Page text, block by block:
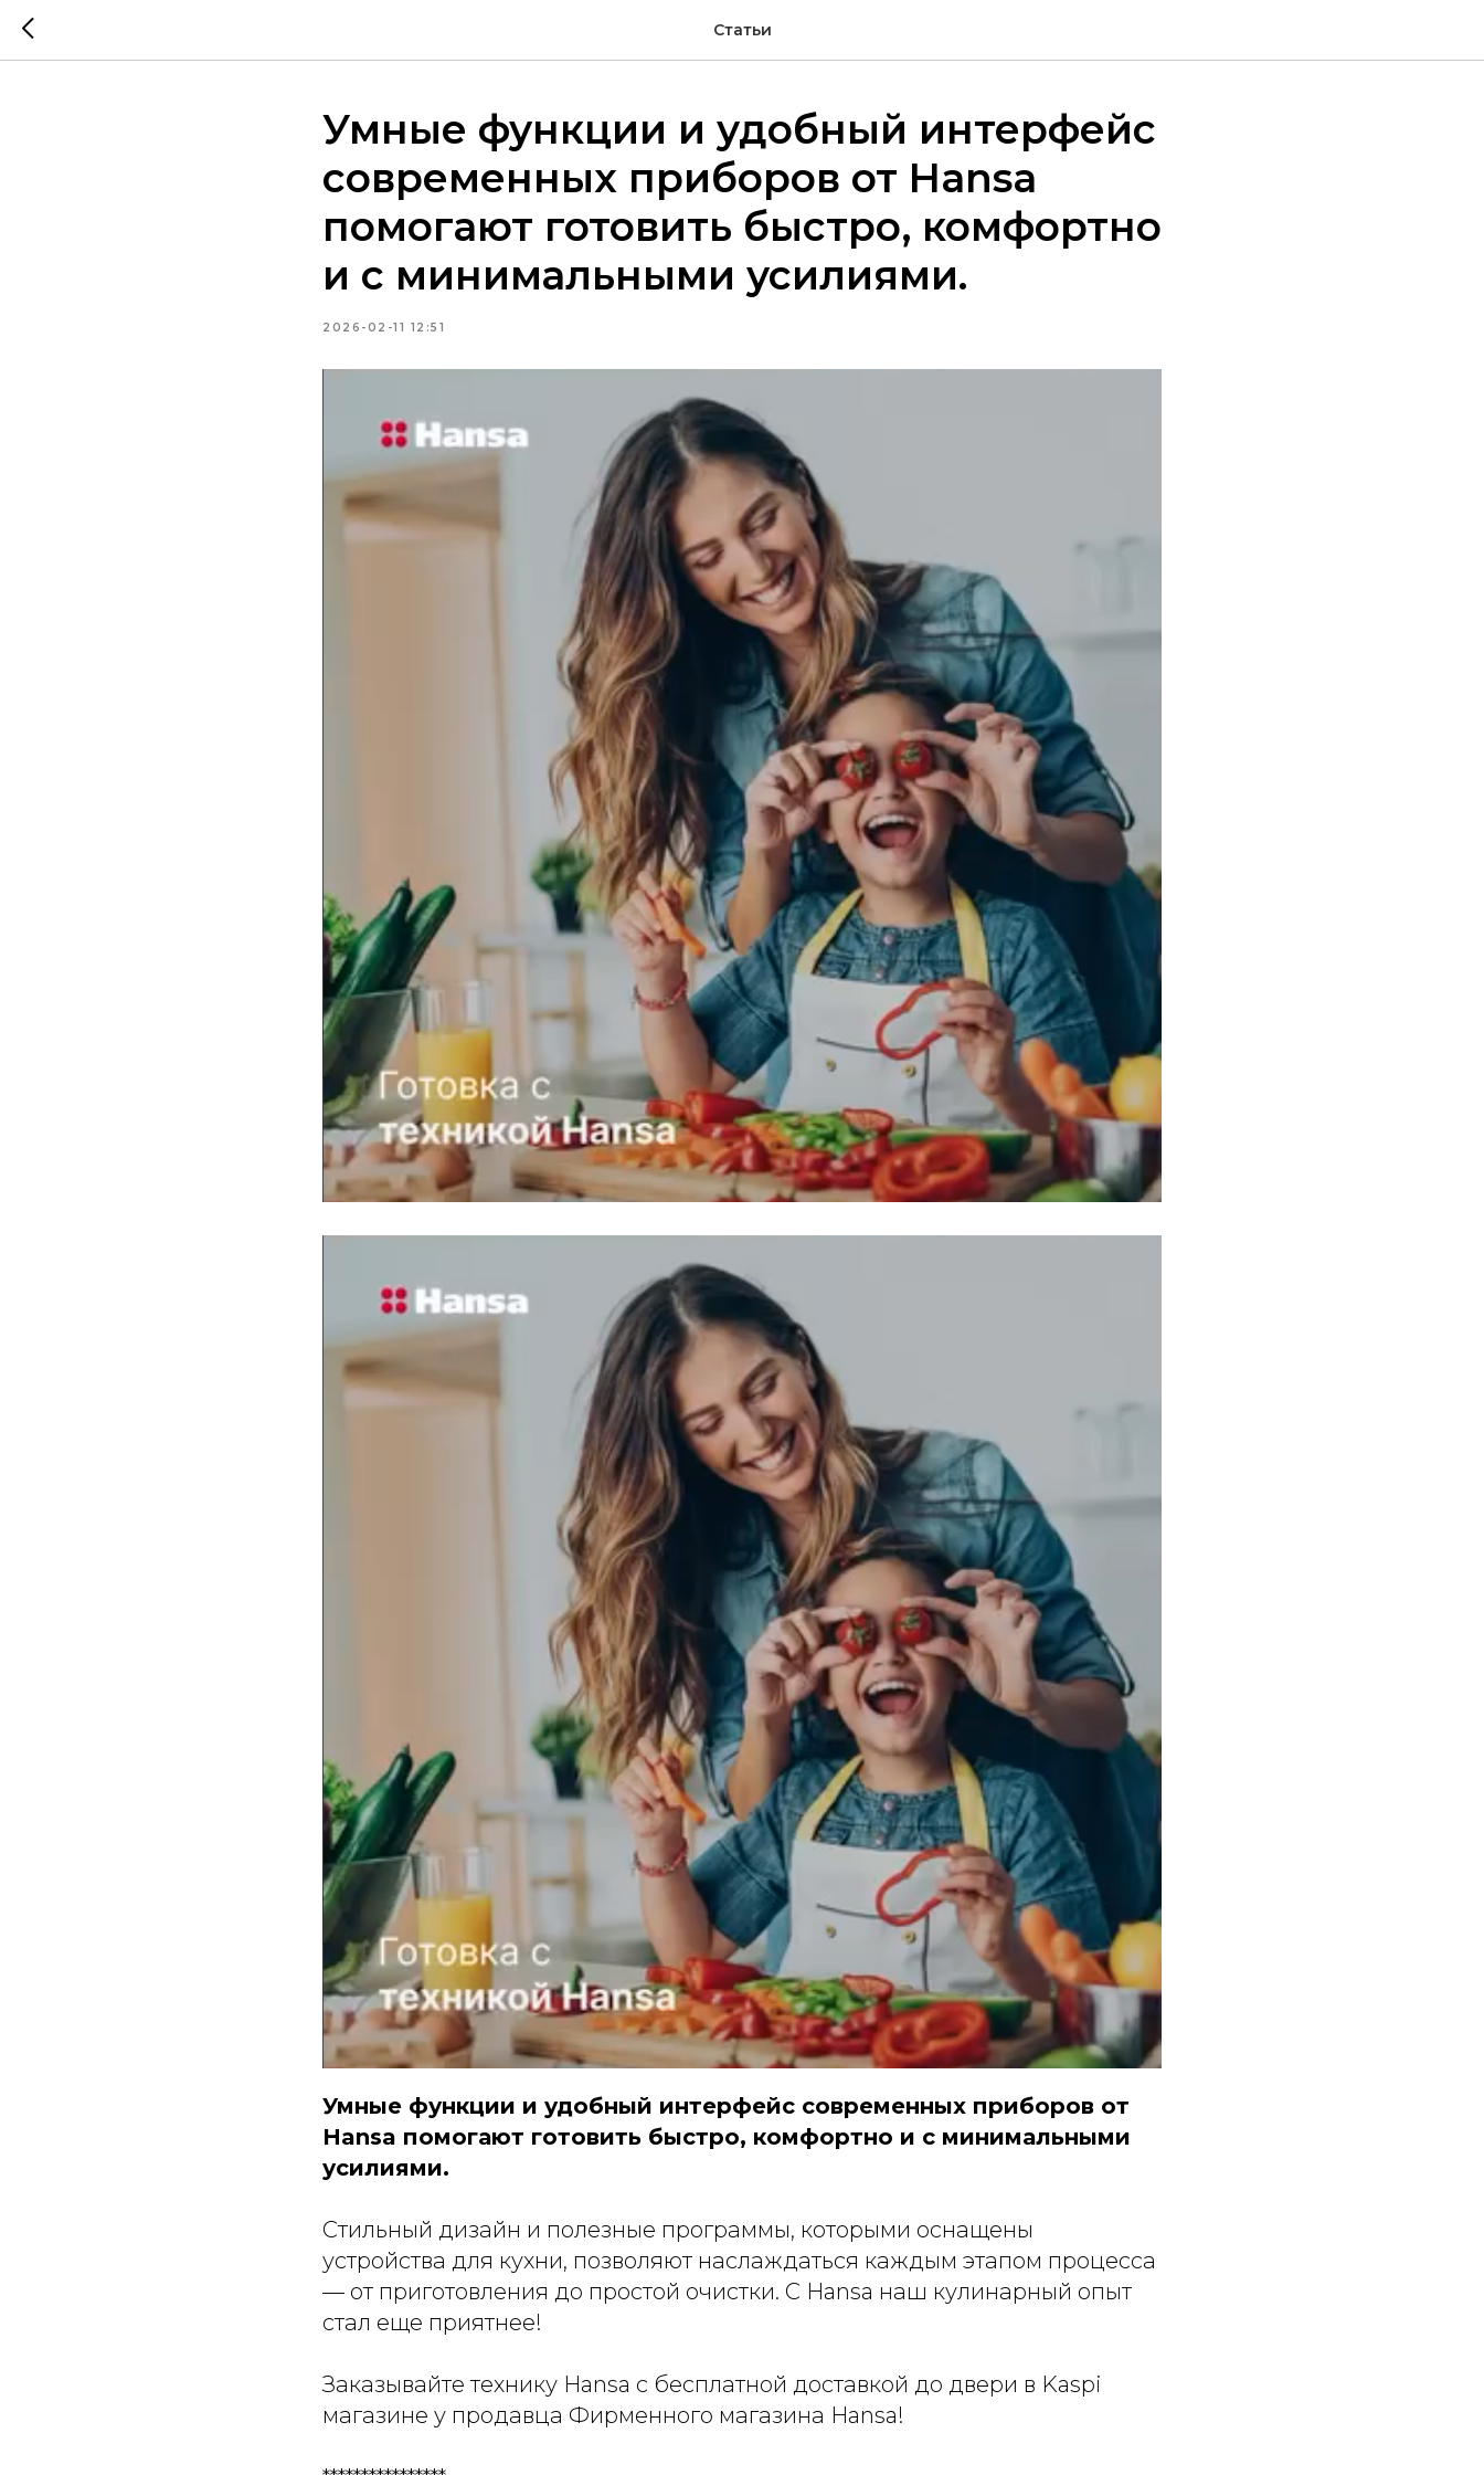
Cтатьи
Умные функции и удобный интерфейс
современных приборов от Hansa
помогают готовить быстро, комфортно
и с минимальными усилиями.
2026-02-11 12:51
Умные функции и удобный интерфейс современных приборов от
Hansa помогают готовить быстро, комфортно и с минимальными
усилиями.
Стильный дизайн и полезные программы, которыми оснащены
устройства для кухни, позволяют наслаждаться каждым этапом процесса
— от приготовления до простой очистки. С Hansa наш кулинарный опыт
стал еще приятнее!
Заказывайте технику Hansa с бесплатной доставкой до двери в Kaspi
магазине у продавца Фирменного магазина Hansa!